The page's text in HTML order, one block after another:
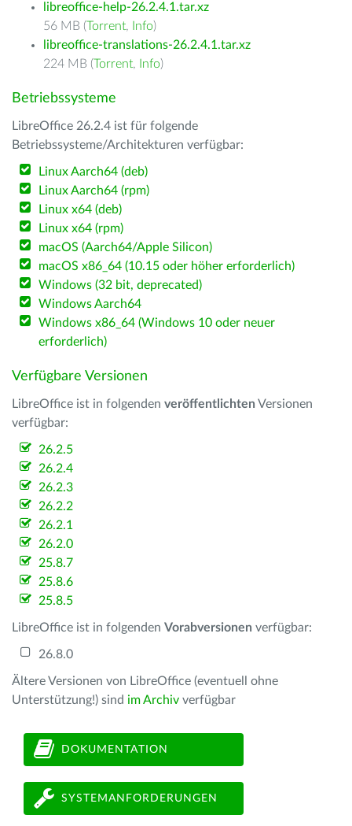
libreoffice-help-26.2.4.1.tar.xz
56 MB (Torrent, Info)
libreoffice-translations-26.2.4.1.tar.xz
224 MB (Torrent, Info)
Betriebssysteme
LibreOffice 26.2.4 ist für folgende
Betriebssysteme/Architekturen verfügbar:
Linux Aarch64 (deb)
Linux Aarch64 (rpm)
Linux x64 (deb)
Linux x64 (rpm)
macOS (Aarch64/Apple Silicon)
macOS x86_64 (10.15 oder höher erforderlich)
Windows (32 bit, deprecated)
Windows Aarch64
Windows x86_64 (Windows 10 oder neuer
erforderlich)
Verfügbare Versionen
LibreOffice ist in folgenden veröffentlichten Versionen
verfügbar:
26.2.5
26.2.4
26.2.3
26.2.2
26.2.1
26.2.0
25.8.7
25.8.6
25.8.5
LibreOffice ist in folgenden Vorabversionen verfügbar:
26.8.0
Ältere Versionen von LibreOffice (eventuell ohne
Unterstützung!) sind im Archiv verfügbar
DOKUMENTATION
SYSTEMANFORDERUNGEN